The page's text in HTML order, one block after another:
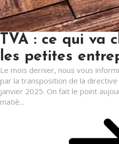
TVA : ce qui va
les petites
Le mois dernier, nous vous
par la transposition de la
janvier 2025. On fait le point
matiè...